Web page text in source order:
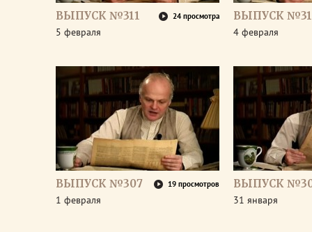
ВЫПУСК №311 24 просмотра
5 февраля
ВЫПУСК
4 февраля
ВЫПУСК №307 19 просмотров
1 февраля
ВЫПУСК
31 января